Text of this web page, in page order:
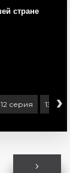
12 серия 13 ›